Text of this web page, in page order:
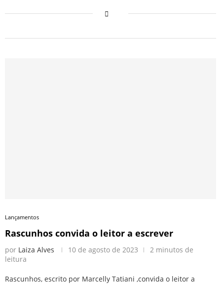
Lançamentos
Rascunhos convida o leitor a escrever
por Laiza Alves 10 de agosto de 2023
2 minutos de
leitura
Rascunhos, escrito por Marcelly Tatiani ,convida o leitor a